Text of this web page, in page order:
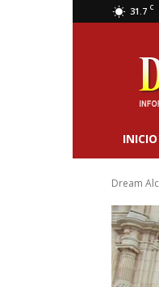
31.7 C
INICIO
Dream